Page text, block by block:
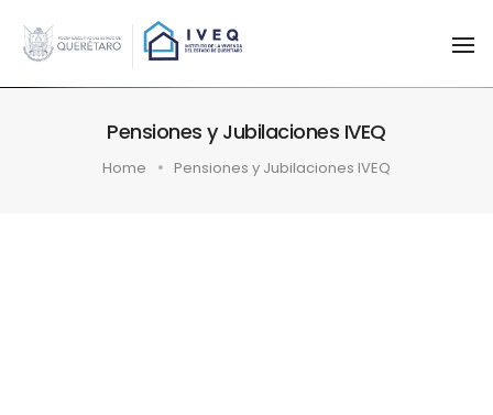
Pensiones y Jubilaciones IVEQ
Home Pensiones y Jubilaciones IVEQ